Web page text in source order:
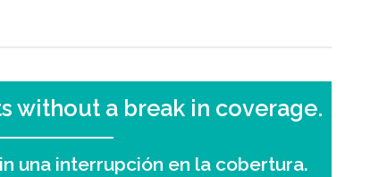
without a break in coverage.
una interrupción en la cobertura.